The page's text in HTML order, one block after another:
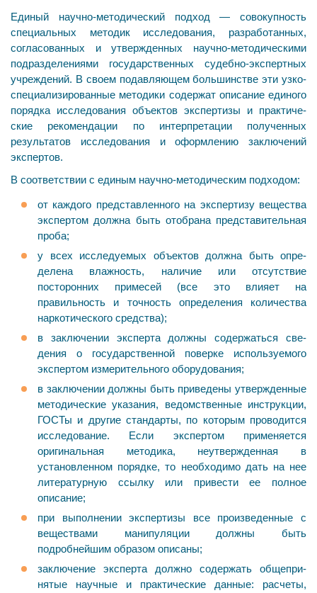
Единый научно-методический подход — совокупность
специальных методик исследования, разработанных,
согласованных и утвержденных научно-методическими
под­разделениями государственных судебно-экспертных
учреждений. В своем подавляющем большинстве эти узко­
специализированные методики содержат описание единого
порядка исследования объектов экспертизы и практиче­
ские рекомендации по интерпретации полученных
результатов исследования и оформлению заключений
экспертов.
В соответствии с единым научно-методическим подходом:
от каждого представленного на экспертизу вещества
экспертом должна быть отобрана представительная
проба;
у всех исследуемых объектов должна быть опре­
делена влажность, наличие или отсутствие
посторонних примесей (все это влияет на
правильность и точность определения количества
наркотического средства);
в заключении эксперта должны содержаться све­
дения о государственной поверке используемого
экспер­том измерительного оборудования;
в заключении должны быть приведены утвер­жденные
методические указания, ведомственные ин­струкции,
ГОСТы и другие стандарты, по которым про­водится
исследование. Если экспертом применяется
оригинальная методика, неутвержденная в
установленном порядке, то необходимо дать на нее
литературную ссыл­ку или привести ее полное
описание;
при выполнении экспертизы все произведенные с
веществами манипуляции должны быть
подробнейшим образом описаны;
заключение эксперта должно содержать общепри­
нятые научные и практические данные: расчеты,